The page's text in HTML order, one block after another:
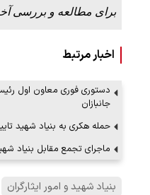
برای مطالعه و بررسی
اخبار مرتبط
دستوری فوری معاون اول
جانبازان
حمله هکری به بنیاد شهید
ماجرای تجمع مقابل بنیاد
بنیاد شهید و امور ایثارگران